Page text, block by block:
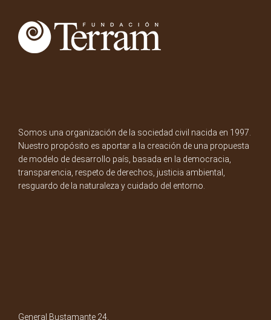
Somos una organización de la sociedad civil nacida en 1997.
Nuestro propósito es aportar a la creación de una propuesta
de modelo de desarrollo país, basada en la democracia,
transparencia, respeto de derechos, justicia ambiental,
resguardo de la naturaleza y cuidado del entorno.
General Bustamante 24,